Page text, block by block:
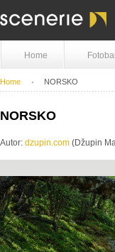
Home
Home NORSKO
NORSKO
Autor: dzupin.com (Džupin